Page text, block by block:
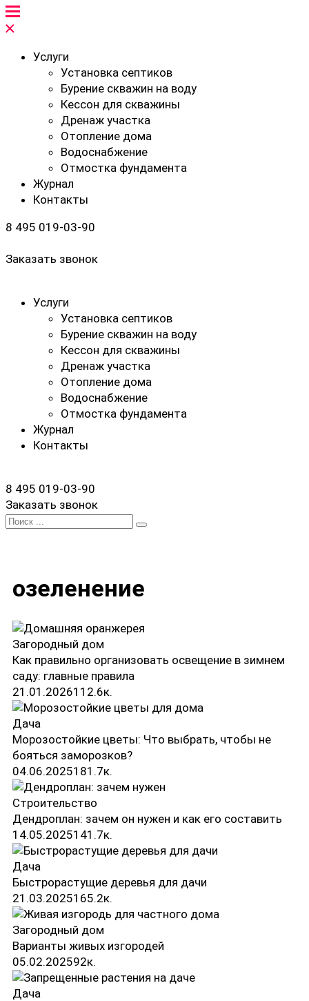
Услуги
Установка септиков
Бурение скважин на воду
Кессон для скважины
Дренаж участка
Отопление дома
Водоснабжение
Отмостка фундамента
Журнал
Контакты
8 495 019-03-90
Заказать звонок
Услуги
Установка септиков
Бурение скважин на воду
Кессон для скважины
Дренаж участка
Отопление дома
Водоснабжение
Отмостка фундамента
Журнал
Контакты
8 495 019-03-90
Заказать звонок
Search
озеленение
Загородный дом
Как правильно организовать освещение в зимнем
саду: главные правила
21.01.202611 2.6к.
Дача
Морозостойкие цветы: Что выбрать, чтобы не
бояться заморозков?
04.06.2025181.7к.
Строительство
Дендроплан: зачем он нужен и как его составить
14.05.2025141.7к.
Дача
Быстрорастущие деревья для дачи
21.03.2025165.2к.
Загородный дом
Варианты живых изгородей
05.02.202592к.
Дача